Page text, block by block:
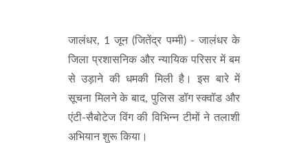
जालंधर, 1 जून (जितेंद्र पम्मी) - जालंधर के
जिला प्रशासनिक और न्यायिक परिसर में बम
से उड़ाने की धमकी मिली है। इस बारे में
सूचना मिलने के बाद, पुलिस डॉग स्क्वॉड और
एंटी-सैबोटेज विंग की विभिन्न टीमों ने तलाशी
अभियान शुरू किया।